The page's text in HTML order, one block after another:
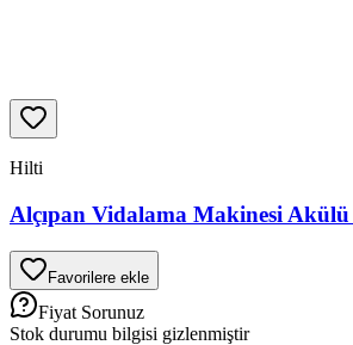
Hilti
Alçıpan Vidalama Makinesi
Favorilere ekle
Fiyat Sorunuz
Stok durumu bilgisi gizlenmiştir